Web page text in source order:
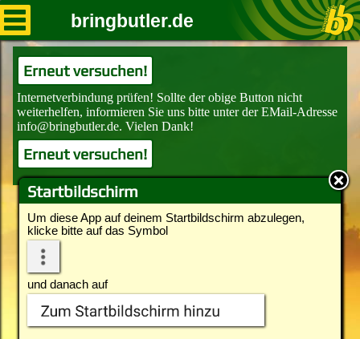
Startbildschirm
Um diese App auf deinem Startbildschirm abzulegen,
klicke bitte auf das Symbol
und danach auf
bringbutler.de
Erneut versuchen!
Erneut versuchen!